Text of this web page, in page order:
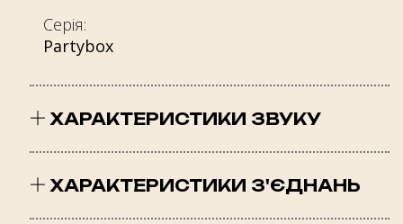
Серія:
Partybox
ХАРАКТЕРИСТИКИ ЗВУКУ
2.0
Частотна характеристика:
ХАРАКТЕРИСТИКИ З'ЄДНАНЬ